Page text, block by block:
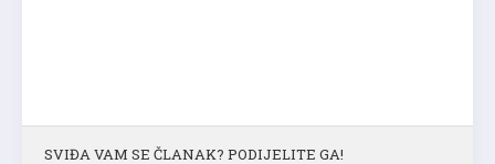
SVIĐA VAM SE ČLANAK? PODIJELITE GA!